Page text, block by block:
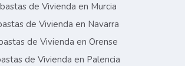
de Vivienda en Murcia
de Vivienda en Navarra
de Vivienda en Orense
de Vivienda en Palencia